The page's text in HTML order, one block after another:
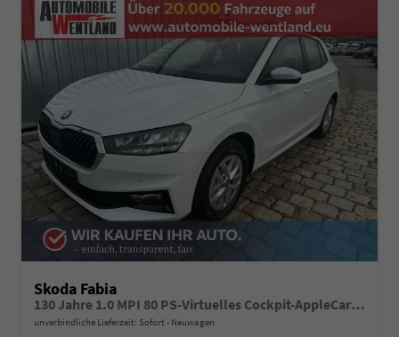
Skoda Fabia
130 Jahre 1.0 MPI 80 PS-Virtuelles Cockpit-AppleCarplay-Android-Auto-LED-Klima-Tempomat-Rückfahrkamera-DAB-SHZ-15" Alu-sofort
unverbindliche Lieferzeit: Sofort Neuwagen